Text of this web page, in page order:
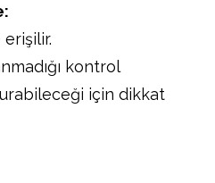
erişilir.
kontrol
için dikkat